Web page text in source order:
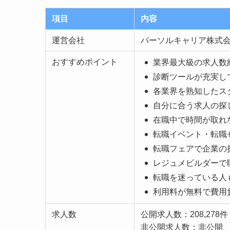
項目 内容
運営会社 パーソルキャリア株式
おすすめポイント
業界最大級の求人
診断ツールが充実し
各業界を熟知したス
自分に合う求人の
在職中で時間が取れ
転職イベント・転職
転職フェアで企業の
レジュメビルダー
転職を迷っている人
利用料が無料で費用
求人数
公開求人数：208,278件
非公開求人数：非公開